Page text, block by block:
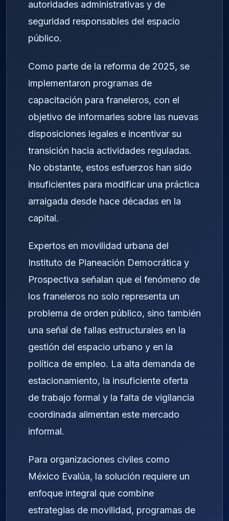
autoridades administrativas y de
seguridad responsables del espacio
público.
Como parte de la reforma de 2025, se
implementaron programas de
capacitación para franeleros, con el
objetivo de informarles sobre las nuevas
disposiciones legales e incentivar su
transición hacia actividades reguladas.
No obstante, estos esfuerzos han sido
insuficientes para modificar una práctica
arraigada desde hace décadas en la
capital.
Expertos en movilidad urbana del
Instituto de Planeación Democrática y
Prospectiva señalan que el fenómeno de
los franeleros no solo representa un
problema de orden público, sino también
una señal de fallas estructurales en la
gestión del espacio urbano y en la
política de empleo. La alta demanda de
estacionamiento, la insuficiente oferta
de trabajo formal y la falta de vigilancia
coordinada alimentan este mercado
informal.
Para organizaciones civiles como
México Evalúa, la solución requiere un
enfoque integral que combine
estrategias de movilidad, programas de